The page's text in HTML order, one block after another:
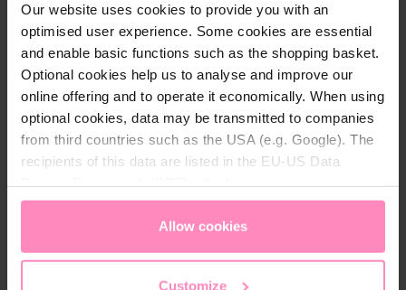
Our website uses cookies to provide you with an
optimised user experience. Some cookies are essential
and enable basic functions such as the shopping basket.
Optional cookies help us to analyse and improve our
online offering and to operate it economically. When using
optional cookies, data may be transmitted to companies
from third countries such as the USA (e.g. Google). The
recipients of this data are listed in the EU-US Data
appropriate level of data protection. You canaccept all
only allow necessary cookies
access and change your chosen setting at any time in
Allow cookies
Customize
Szűrőbetétek vízszűrő
kancsókhoz, pult alatti
vízautomatákhoz. Megbízható
szűrés, friss, mineralizált víz –